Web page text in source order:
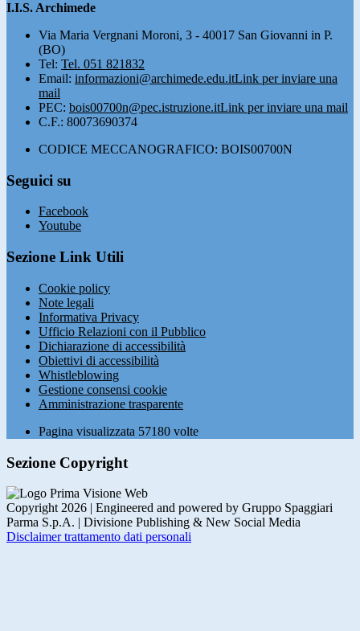
I.I.S. Archimede
Via Maria Vergnani Moroni, 3 - 40017 San Giovanni in P.
(BO)
Tel: Tel. 051 821832
Email: informazioni@archimede.edu.itLink per inviare una
mail
PEC: bois00700n@pec.istruzione.itLink per inviare una mail
C.F.: 80073690374
CODICE MECCANOGRAFICO: BOIS00700N
Seguici su
Facebook
Youtube
Sezione Link Utili
Cookie policy
Note legali
Informativa Privacy
Ufficio Relazioni con il Pubblico
Dichiarazione di accessibilità
Obiettivi di accessibilità
Whistleblowing
Gestione consensi cookie
Amministrazione trasparente
Pagina visualizzata 57180 volte
Sezione Copyright
Copyright 2026 | Engineered and powered by Gruppo Spaggiari
Parma S.p.A. | Divisione Publishing & New Social Media
Disclaimer trattamento dati personali